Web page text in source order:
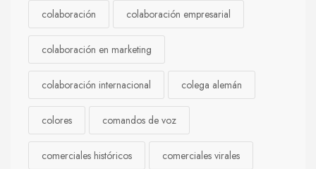
colaboración colaboración empresarial
colaboración en marketing
colaboración internacional colega alemán
colores comandos de voz
comerciales históricos comerciales virales